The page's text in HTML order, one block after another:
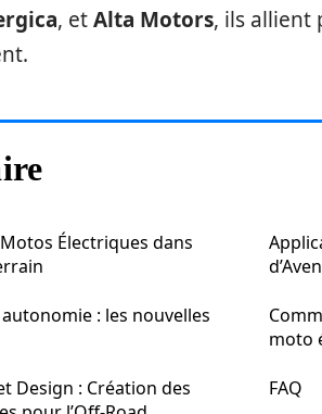
, etAlta Motors, ils allient
Motos Électriques dans
: les nouvelles
Design : Création des
moto
FAQ